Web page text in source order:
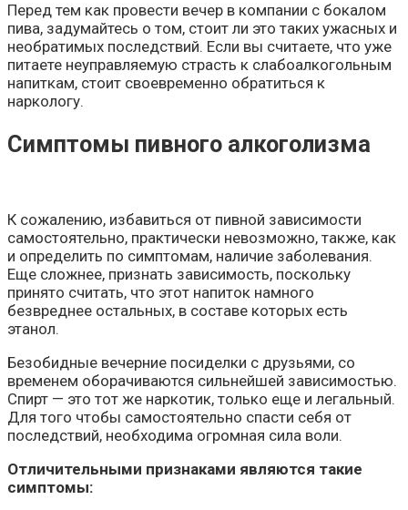
Перед тем как провести вечер в компании с бокалом
пива, задумайтесь о том, стоит ли это таких ужасных и
необратимых последствий. Если вы считаете, что уже
питаете неуправляемую страсть к слабоалкогольным
напиткам, стоит своевременно обратиться к
наркологу.
Симптомы пивного алкоголизма
К сожалению, избавиться от пивной зависимости
самостоятельно, практически невозможно, также, как
и определить по симптомам, наличие заболевания.
Еще сложнее, признать зависимость, поскольку
принято считать, что этот напиток намного
безвреднее остальных, в составе которых есть
этанол.
Безобидные вечерние посиделки с друзьями, со
временем оборачиваются сильнейшей зависимостью.
Спирт — это тот же наркотик, только еще и легальный.
Для того чтобы самостоятельно спасти себя от
последствий, необходима огромная сила воли.
Отличительными признаками являются такие
симптомы: